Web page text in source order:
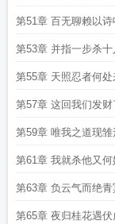
第51章 百无聊赖以诗
第53章 并指一步杀十
第55章 天照忍者何处
第57章 这回我们发财
第59章 唯我之道现雏
第61章 我就杀他又何
第63章 负云气而绝青
第65章 夜归桂花遇伏